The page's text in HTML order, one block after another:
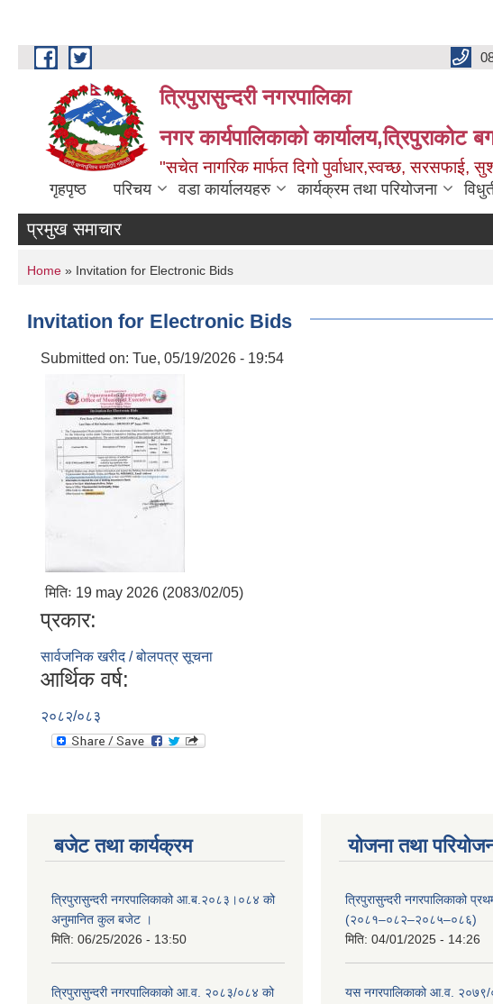
Skip to main content
त्रिपुरासुन्दरी नगरपालिका
नगर कार्यपालिकाको कार्यालय,त्रिपुराकोट
"सचेत नागरिक मार्फत दिगो पुर्वाधार,स्वच्छ, सरसफाई,
गृहपृष्ठ परिचय वडा कार्यालयहरु कार्यक्रम तथा परियोजना
प्रमुख समाचार
You are here
Home » Invitation for Electronic Bids
Invitation for Electronic Bids
Submitted on: Tue, 05/19/2026 - 19:54
मितिः 19 may 2026 (2083/02/05)
प्रकार:
सार्वजनिक खरीद / बोलपत्र सूचना
आर्थिक वर्ष:
२०८२/०८३
बजेट तथा कार्यक्रम
त्रिपुरासुन्दरी नगरपालिकाको आ.ब.२०८३।०८४ को
अनुमानित कुल बजेट ।
मिति: 06/25/2026 - 13:50
त्रिपुरासुन्दरी नगरपालिकाको आ.व. २०८३/०८४ को
योजना तथा
त्रिपुरासुन्दरी नगरपालिकाको
(२०८१–०८२–२०८५–०८६)
मिति: 04/01/2025 - 14:26
यस नगरपालिकाको आ.व.